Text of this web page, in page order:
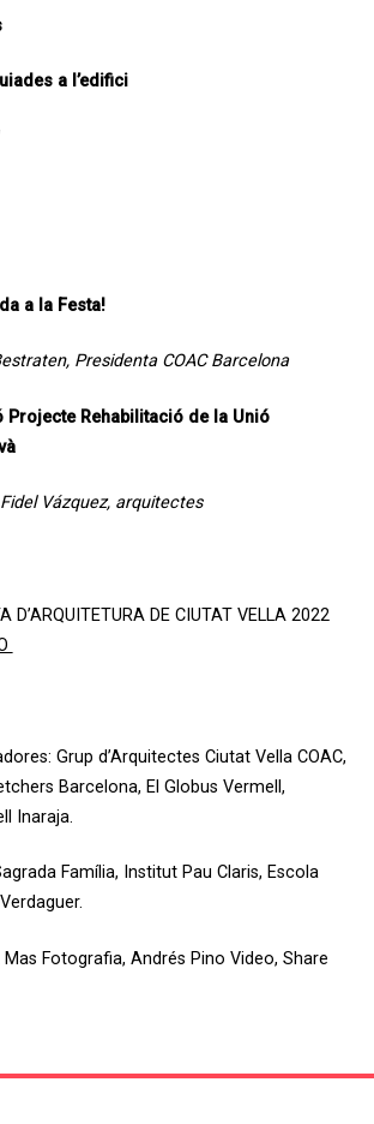
a l’edifici
a la Festa!
Presidenta COAC Barcelona
Projecte Rehabilitació de la Unió
Vázquez, arquitectes
D’ARQUITETURA DE CIUTAT VELLA 2022
: Grup d’Arquitectes CiutatVella COAC,
Barcelona, El Globus Vermell ,
Inaraja.
Família, InstitutPau Claris, Escola
Mas Fotografia, Andrés Pino Video, Share